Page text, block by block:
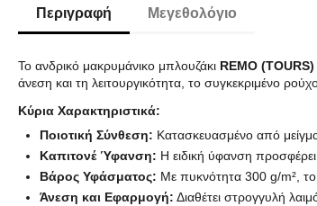
Περιγραφή Μεγεθολόγιο
Το ανδρικό μακρυμάνικο μπλουζάκι REMO (TOURS)
άνεση και τη λειτουργικότητα, το συγκεκριμένο
Κύρια Χαρακτηριστικά:
Ποιοτική Σύνθεση: Κατασκευασμένο από
Καπιτονέ Ύφανση: Η ειδική ύφανση
Βάρος Υφάσματος: Με πυκνότητα 300 g/m², το
Άνεση και Εφαρμογή: Διαθέτει στρογγυλή